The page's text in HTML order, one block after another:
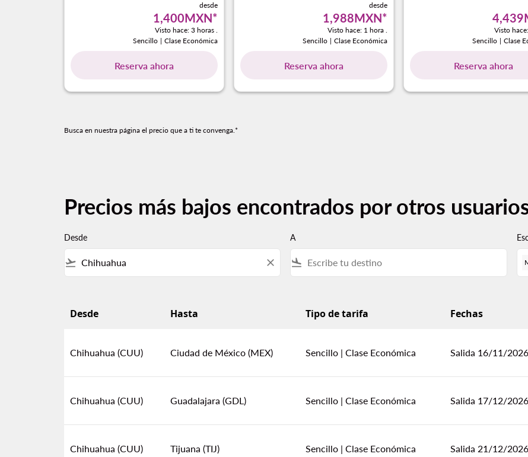
desde
1,400MXN*
Visto hace: 3 horas .
Sencillo | Clase Económica
Reserva ahora
desde
1,988MXN*
Visto hace: 1 hora .
Sencillo | Clase Económica
Reserva ahora
Visto
Sencillo | Clase
Reserva ahora
Busca en nuestra página el precio que a ti te convenga.*
Precios más bajos encontrados por otros
Desde
flight_takeoff close
A
flight_land
Desde Hasta Tipo de tarifa Fechas
Chihuahua (CUU) Ciudad de México (MEX) Sencillo | Clase Económica Salida 16/11/2026
Chihuahua (CUU) Guadalajara (GDL) Sencillo | Clase Económica Salida 17/12/2026
Chihuahua (CUU) Tijuana (TIJ) Sencillo | Clase Económica Salida 21/12/2026